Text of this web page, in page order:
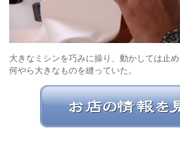
大きなミシンを巧みに操り、動かしては止め
何やら大きなものを縫っていた。